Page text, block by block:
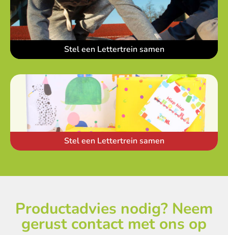
Stel een Lettertrein samen
Stel een Lettertrein samen
Productadvies nodig? Neem
gerust contact met ons op